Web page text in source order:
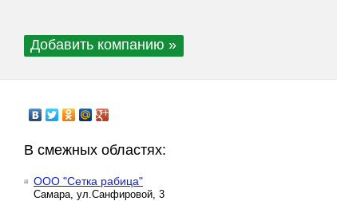
Добавить компанию »
В смежных областях:
ООО "Сетка рабица"
Самара, ул.Санфировой, 3